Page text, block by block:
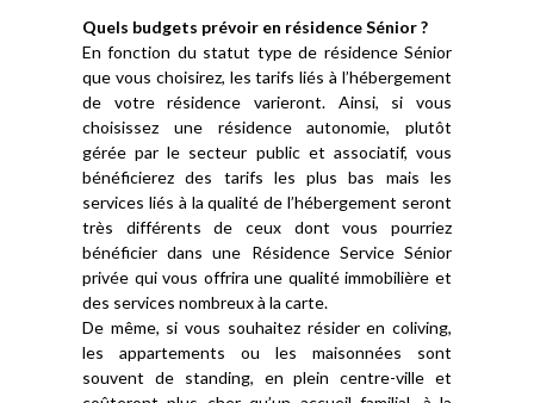
Quels budgets prévoir en résidence Sénior ?
En fonction du statut type de résidence Sénior
que vous choisirez, les tarifs liés à l’hébergement
de votre résidence varieront. Ainsi, si vous
choisissez une résidence autonomie, plutôt
gérée par le secteur public et associatif, vous
bénéficierez des tarifs les plus bas mais les
services liés à la qualité de l’hébergement seront
très différents de ceux dont vous pourriez
bénéficier dans une Résidence Service Sénior
privée qui vous offrira une qualité immobilière et
des services nombreux à la carte.
De même, si vous souhaitez résider en coliving,
les appartements ou les maisonnées sont
souvent de standing, en plein centre-ville et